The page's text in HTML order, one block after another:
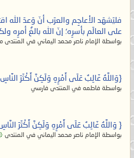
فليَشهَد الأعاجِم والعرَب أنّ وَعدَ الله
على العالَم بأسرِه؛ إنّ الله بالغُ أمرِه
بواسطة الإمام ناصر محمد اليماني في المنتدى
{وَاللَّهُ غَالِبٌ عَلَى أَمْرِهِ وَلَكِنَّ أَكْثَرَ
بواسطة فاطمه في المنتدى فارسي
{ وَاللَّهُ غَالِبٌ عَلَى أَمْرِهِ وَلَكِنَّ أَكْثَرَ
بواسطة الإمام ناصر محمد اليماني في المنتدى